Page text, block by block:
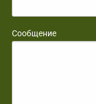
Сообщение